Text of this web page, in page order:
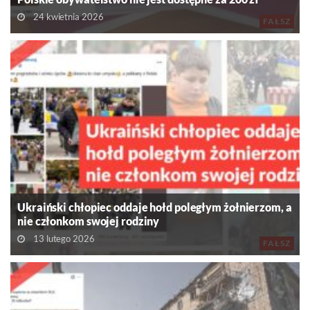
FAŁSZ
24 kwietnia 2026
FAŁSZ
Ukraiński chłopiec oddaje hołd poległym żołnierzom, a
nie członkom swojej rodziny
13 lutego 2026